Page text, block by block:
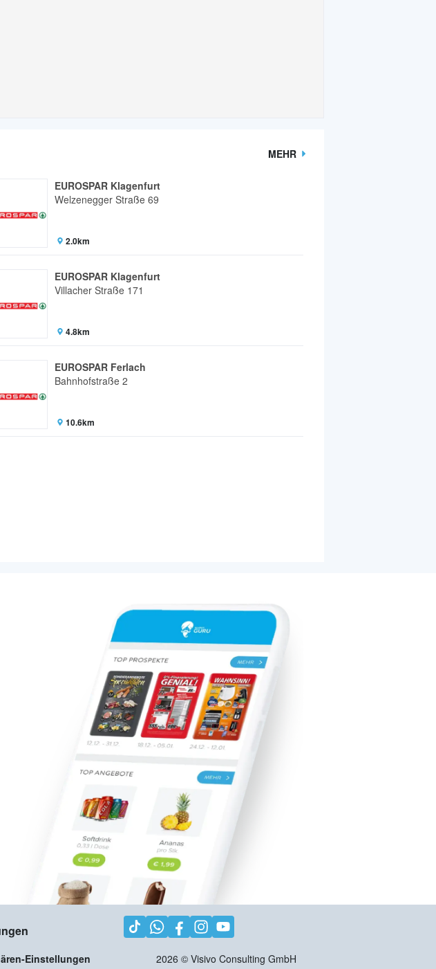
MEHR
EUROSPAR Klagenfurt
Welzenegger Straße 69
2.0km
EUROSPAR Klagenfurt
Villacher Straße 171
4.8km
EUROSPAR Ferlach
Bahnhofstraße 2
10.6km
Einstellungen 2026 © Visivo Consulting GmbH